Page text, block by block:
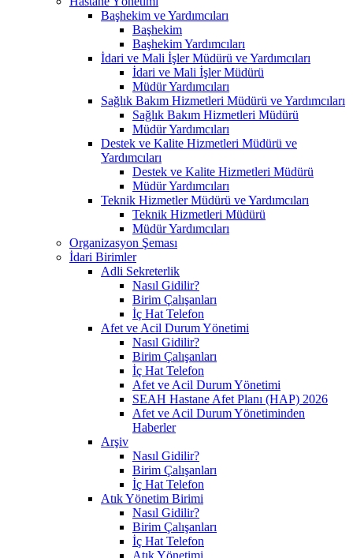
Başhekim ve Yardımcıları
Başhekim
Başhekim Yardımcıları
İdari ve Mali İşler Müdürü ve Yardımcıları
İdari ve Mali İşler Müdürü
Müdür Yardımcıları
Sağlık Bakım Hizmetleri Müdürü ve Yardımcıları
Sağlık Bakım Hizmetleri Müdürü
Müdür Yardımcıları
Destek ve Kalite Hizmetleri Müdürü ve
Yardımcıları
Destek ve Kalite Hizmetleri Müdürü
Müdür Yardımcıları
Teknik Hizmetler Müdürü ve Yardımcıları
Teknik Hizmetleri Müdürü
Müdür Yardımcıları
Organizasyon Şeması
İdari Birimler
Adli Sekreterlik
Nasıl Gidilir?
Birim Çalışanları
İç Hat Telefon
Afet ve Acil Durum Yönetimi
Nasıl Gidilir?
Birim Çalışanları
İç Hat Telefon
Afet ve Acil Durum Yönetimi
SEAH Hastane Afet Planı (HAP) 2026
Afet ve Acil Durum Yönetiminden
Haberler
Arşiv
Nasıl Gidilir?
Birim Çalışanları
İç Hat Telefon
Atık Yönetim Birimi
Nasıl Gidilir?
Birim Çalışanları
İç Hat Telefon
Atık Yönetimi